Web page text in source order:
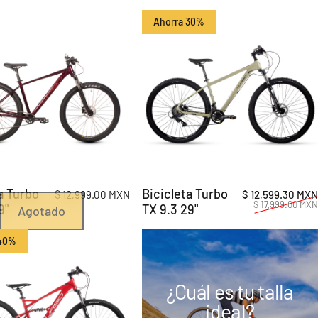
Agotado
Turbo
$ 12,999.00 MXN
Ahorra 30%
Bicicleta Turbo
TX 9.3 29"
$ 12,599.30 MXN
$ 17,999.00 MXN
¿Cuál es tu talla
ideal?